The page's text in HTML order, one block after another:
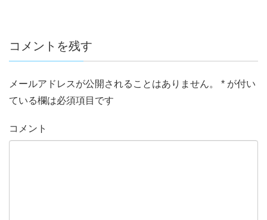
コメントを残す
メールアドレスが公開されることはありません。 * が付い
ている欄は必須項目です
コメント